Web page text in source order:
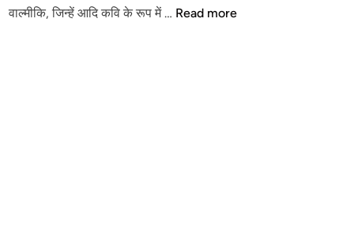
वाल्मीकि, जिन्हें आदि कवि के रूप में … वाल्मीकि
Read more